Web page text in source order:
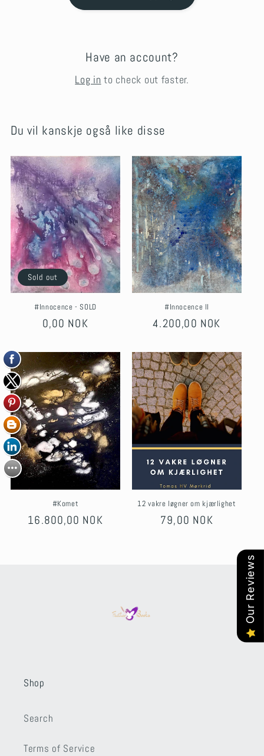
Have an account?
Log in to check out faster.
Du vil kanskje også like disse
Sold out
#Innocence - SOLD
Regular
0,00 NOK
#Innocence II
Regular
4.200,00 NOK
#Komet
Regular
16.800,00 NOK
12 vakre løgner om kjærlighet
Regular
79,00 NOK
Shop
Search
Terms of Service
Our Reviews